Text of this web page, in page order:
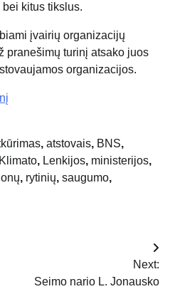
kitus tikslus.
įvairių organizacijų
pranešimų turinį atsako juos
organizacijos.
, atstovais, BNS,
Klimato, Lenkijos, ministerijos,
, rytinių, saugumo,
Next:
Seimo nario L. Jonausko